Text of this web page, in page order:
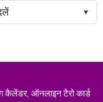
ऑनलाइन टैरो कार्ड